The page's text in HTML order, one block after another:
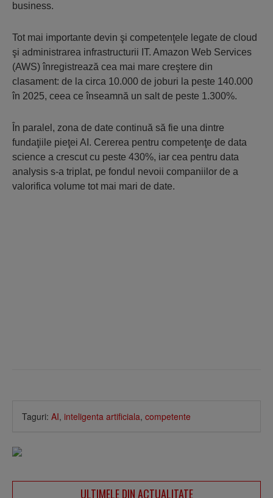
business.
Tot mai importante devin şi competenţele legate de cloud
şi administrarea infrastructurii IT. Amazon Web Services
(AWS) înregistrează cea mai mare creştere din
clasament: de la circa 10.000 de joburi la peste 140.000
în 2025, ceea ce înseamnă un salt de peste 1.300%.
În paralel, zona de date continuă să fie una dintre
fundaţiile pieţei AI. Cererea pentru competenţe de data
science a crescut cu peste 430%, iar cea pentru data
analysis s-a triplat, pe fondul nevoii companiilor de a
valorifica volume tot mai mari de date.
Taguri: AI, inteligenta artificiala, competente
ULTIMELE DIN ACTUALITATE